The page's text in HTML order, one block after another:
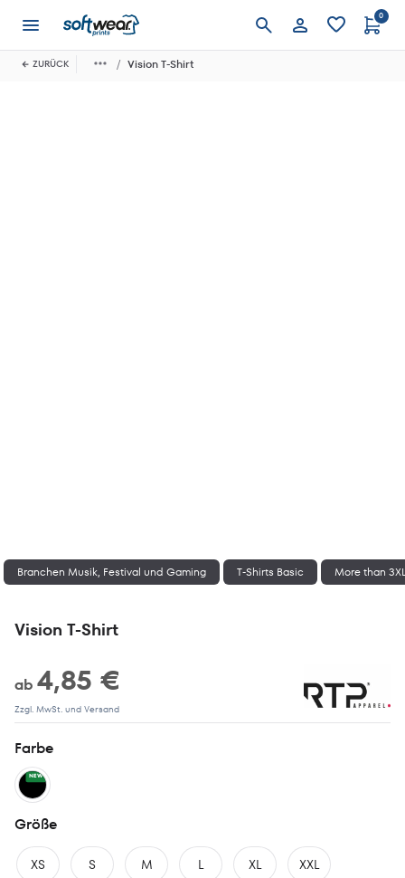
Anmelden
0
ZURÜCK Vision T-Shirt
Branchen Musik, Festival und Gaming T-Shirts Basic More than
Vision T-Shirt
ab 4,85 €
Zzgl. MwSt. und Versand
Farbe
NEW
Größe
XS S M L XL XXL